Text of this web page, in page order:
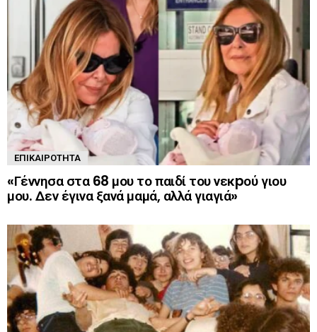
ΕΠΙΚΑΙΡΌΤΗΤΑ
«Γέννησα στα 68 μου το παιδί του νεκpού γιου
μου. Δεν έγινα ξανά μαμά, αλλά γιαγιά»